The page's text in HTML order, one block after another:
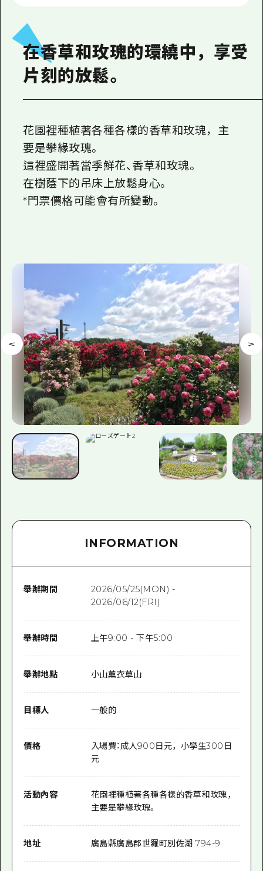
災難發生期間的交通資訊
廣島縣觀光宣傳冊
在香草和玫瑰的環繞中，享受
片刻的放鬆。
花園裡種植著各種各樣的香草和玫瑰，主
要是攀緣玫瑰。
這裡盛開著當季鮮花、香草和玫瑰。
在樹蔭下的吊床上放鬆身心。
*門票價格可能會有所變動。
INFORMATION
舉辦期間
2026/05/25(MON) -
2026/06/12(FRI)
舉辦時間 上午9:00 - 下午5:00
舉辦地點 小山薰衣草山
目標人 一般的
價格
入場費：成人900日元，小學生300日
元
活動內容
花園裡種植著各種各樣的香草和玫瑰，
主要是攀緣玫瑰。
地址 廣島縣廣島郡世羅町別佐湖 794-9